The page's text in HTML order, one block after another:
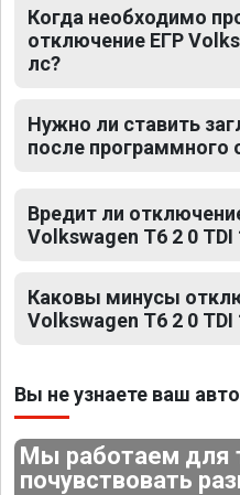
Когда необходимо
отключение ЕГР
лс?
Нужно ли ставить
после программного
Вредит ли
Volkswagen T6 2 0 TDI
Каковы минусы
Volkswagen T6 2 0 TDI
Вы не узнаете ваш
Мы работаем для
почувствовать